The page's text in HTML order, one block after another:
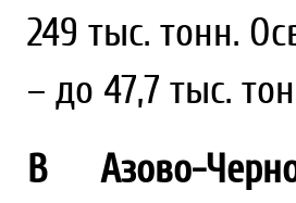
249 тыс. тонн.
– до 47,7 тыс.
В Азово-